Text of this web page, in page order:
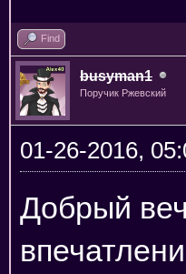
Find
busyman1
Поручик Ржевский
01-26-2016,
Добрый